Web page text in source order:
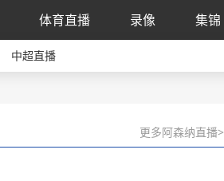
体育直播 录像 集锦
中超直播
更多阿森纳直播>